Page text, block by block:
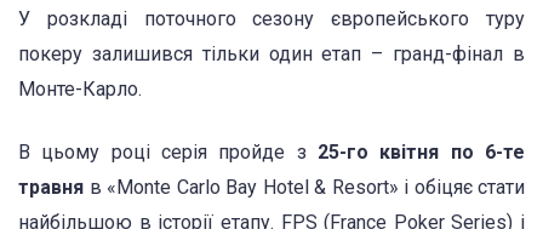
У розкладі поточного сезону європейського туру
покеру залишився тільки один етап – гранд-фінал в
Монте-Карло.
В цьому році серія пройде з 25-го квітня по 6-те
травня в «Monte Carlo Bay Hotel & Resort» і обіцяє стати
найбільшою в історії етапу. FPS (France Poker Series) і